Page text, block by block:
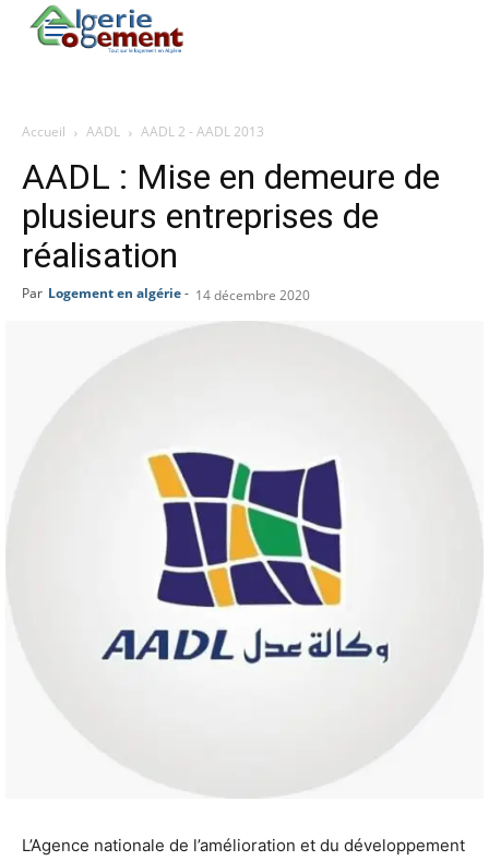
Accueil AADL AADL 2 - AADL 2013
AADL : Mise en demeure de
plusieurs entreprises de
réalisation
Par Logement en algérie- 14 décembre 2020
L’Agence nationale de l’amélioration et du développement